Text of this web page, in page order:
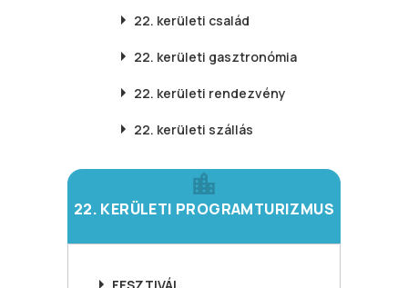
22. kerületi család
22. kerületi gasztronómia
22. kerületi rendezvény
22. kerületi szállás
22. KERÜLETI PROGRAMTURIZMUS
FESZTIVÁL